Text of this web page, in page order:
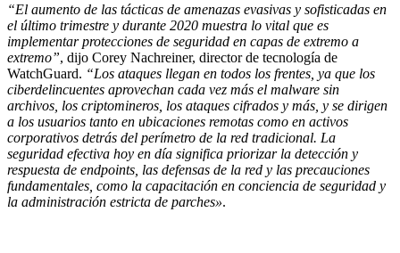
“El aumento de las tácticas de amenazas evasivas y sofisticadas en
el último trimestre y durante 2020 muestra lo vital que es
implementar protecciones de seguridad en capas de extremo a
extremo”, dijo Corey Nachreiner, director de tecnología de
WatchGuard. “Los ataques llegan en todos los frentes, ya que los
ciberdelincuentes aprovechan cada vez más el malware sin
archivos, los criptomineros, los ataques cifrados y más, y se dirigen
a los usuarios tanto en ubicaciones remotas como en activos
corporativos detrás del perímetro de la red tradicional. La
seguridad efectiva hoy en día significa priorizar la detección y
respuesta de endpoints, las defensas de la red y las precauciones
fundamentales, como la capacitación en conciencia de seguridad y
la administración estricta de parches».